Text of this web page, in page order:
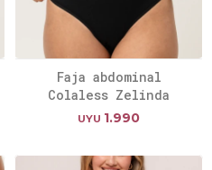
Faja abdominal
Colaless Zelinda
UYU 1.990